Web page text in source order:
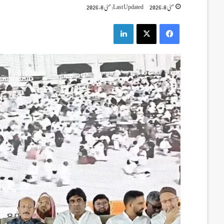
مئی 8, 2026 Last Updated: مئی 8, 2026
Facebook
X
LinkedIn